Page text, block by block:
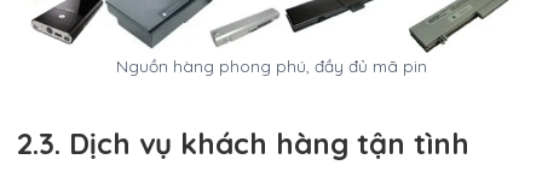
Nguồn hàng phong phú, đầy đủ mã pin
2.3. Dịch vụ khách hàng tận tình